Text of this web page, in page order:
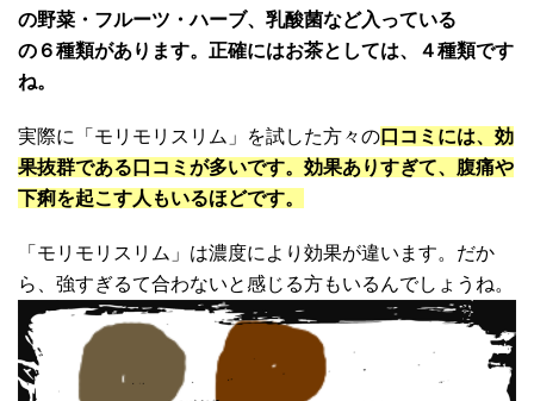
の野菜・フルーツ・ハーブ、乳酸菌など入っている
の６種類があります。正確にはお茶としては、４種類です
ね。
実際に「モリモリスリム」を試した方々の口コミには、効
果抜群である口コミが多いです。効果ありすぎて、腹痛や
下痢を起こす人もいるほどです。
「モリモリスリム」は濃度により効果が違います。だか
ら、強すぎるて合わないと感じる方もいるんでしょうね。